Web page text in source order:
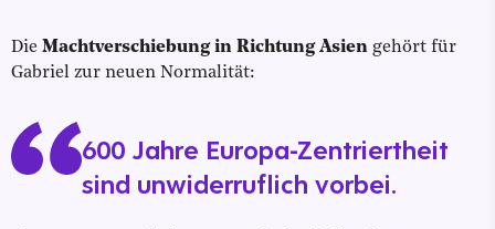
Die Machtverschiebung in Richtung Asien gehört für
Gabriel zur neuen Normalität:
600 Jahre Europa-Zentriertheit
sind unwiderruflich vorbei.